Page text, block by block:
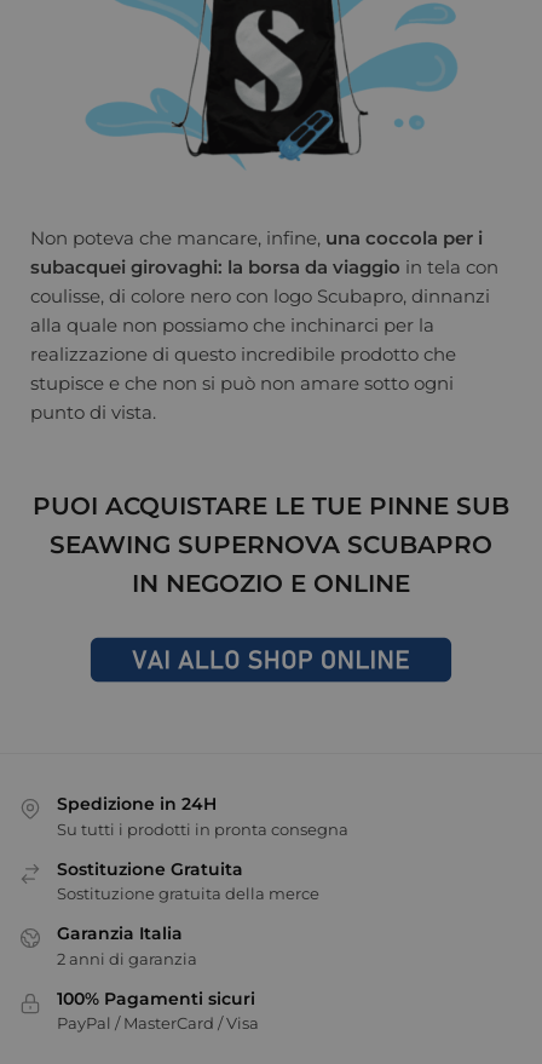
Non poteva che mancare, infine, una coccola per i
subacquei girovaghi: la borsa da viaggio in tela con
coulisse, di colore nero con logo Scubapro, dinnanzi
alla quale non possiamo che inchinarci per la
realizzazione di questo incredibile prodotto che
stupisce e che non si può non amare sotto ogni
punto di vista.
PUOI ACQUISTARE LE TUE PINNE SUB
SEAWING SUPERNOVA SCUBAPRO
IN NEGOZIO E ONLINE
Spedizione in 24H
Su tutti i prodotti in pronta consegna
Sostituzione Gratuita
Sostituzione gratuita della merce
Garanzia Italia
2 anni di garanzia
100% Pagamenti sicuri
PayPal / MasterCard / Visa